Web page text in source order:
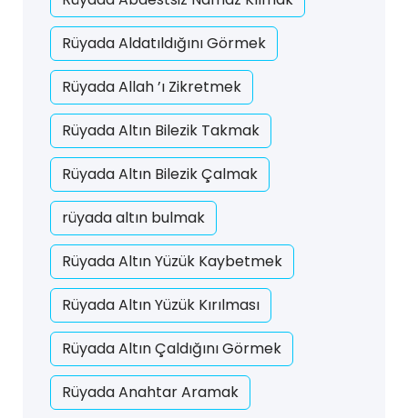
Rüyada Aldatıldığını Görmek
Rüyada Allah ’ı Zikretmek
Rüyada Altın Bilezik Takmak
Rüyada Altın Bilezik Çalmak
rüyada altın bulmak
Rüyada Altın Yüzük Kaybetmek
Rüyada Altın Yüzük Kırılması
Rüyada Altın Çaldığını Görmek
Rüyada Anahtar Aramak